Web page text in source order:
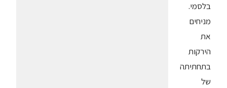
בלסמי.
מניחים
את
הירקות
בתחתיתה
של